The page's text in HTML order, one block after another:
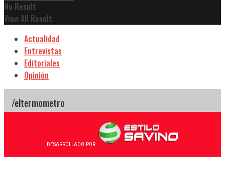
No Result
View All Result
Actualidad
Entrevistas
Editoriales
Opinión
DESARROLLADO POR